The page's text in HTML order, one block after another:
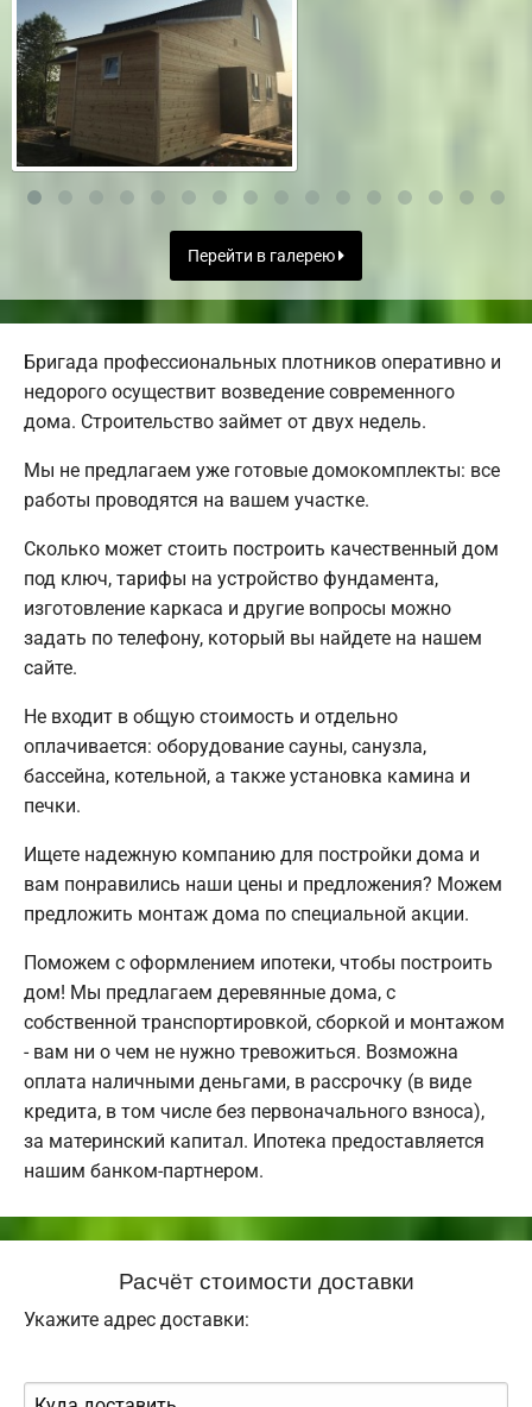
Перейти в галерею
Бригада профессиональных плотников оперативно и
недорого осуществит возведение современного
дома. Строительство займет от двух недель.
Мы не предлагаем уже готовые домокомплекты: все
работы проводятся на вашем участке.
Сколько может стоить построить качественный дом
под ключ, тарифы на устройство фундамента,
изготовление каркаса и другие вопросы можно
задать по телефону, который вы найдете на нашем
сайте.
Не входит в общую стоимость и отдельно
оплачивается: оборудование сауны, санузла,
бассейна, котельной, а также установка камина и
печки.
Ищете надежную компанию для постройки дома и
вам понравились наши цены и предложения? Можем
предложить монтаж дома по специальной акции.
Поможем с оформлением ипотеки, чтобы построить
дом! Мы предлагаем деревянные дома, с
собственной транспортировкой, сборкой и монтажом
- вам ни о чем не нужно тревожиться. Возможна
оплата наличными деньгами, в рассрочку (в виде
кредита, в том числе без первоначального взноса),
за материнский капитал. Ипотека предоставляется
нашим банком-партнером.
Расчёт стоимости доставки
Укажите адрес доставки: